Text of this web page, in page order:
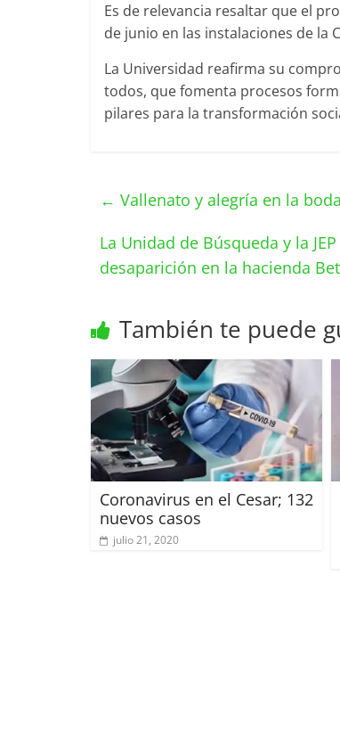
Es de relevancia resaltar que el
de junio en las instalaciones de la
La Universidad reafirma su
todos, que fomenta procesos
pilares para la transformación
← Vallenato y alegría en la
La Unidad de Búsqueda y la
desaparición en la hacienda
También te puede
Coronavirus en el Cesar; 132
nuevos casos
julio 21, 2020